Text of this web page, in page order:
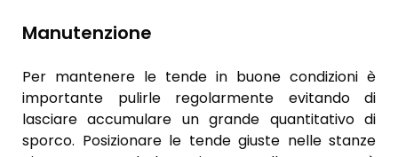
Manutenzione
Per mantenere le tende in buone condizioni è
importante pulirle regolarmente evitando di
lasciare accumulare un grande quantitativo di
sporco. Posizionare le tende giuste nelle stanze